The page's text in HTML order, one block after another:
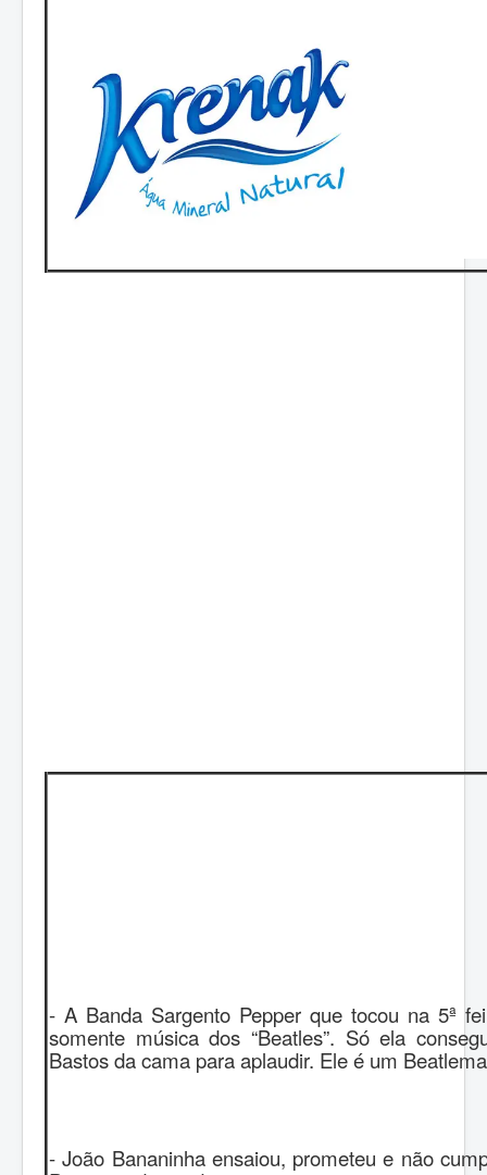
- A Banda Sargento Pepper que tocou na 5ª
somente música dos “Beatles”. Só ela
Bastos da cama para aplaudir. Ele é um
- João Bananinha ensaiou, prometeu e não